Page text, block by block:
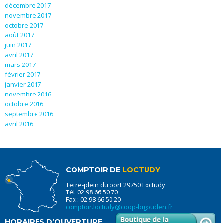
décembre 2017
novembre 2017
octobre 2017
août 2017
juin 2017
avril 2017
mars 2017
février 2017
janvier 2017
novembre 2016
octobre 2016
septembre 2016
avril 2016
COMPTOIR DE LOCTUDY
Terre-plein du port 29750 Loctudy
Tél. 02 98 66 50 70
Fax : 02 98 66 50 20
comptoir.loctudy@coop-bigouden.fr